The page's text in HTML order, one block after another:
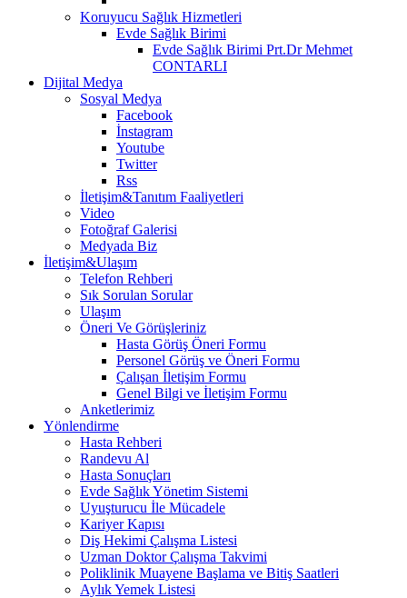
Koruyucu Sağlık Hizmetleri
Evde Sağlık Birimi
Evde Sağlık Birimi Prt.Dr Mehmet
CONTARLI
Dijital Medya
Sosyal Medya
Facebook
İnstagram
Youtube
Twitter
Rss
İletişim&Tanıtım Faaliyetleri
Video
Fotoğraf Galerisi
Medyada Biz
İletişim&Ulaşım
Telefon Rehberi
Sık Sorulan Sorular
Ulaşım
Öneri Ve Görüşleriniz
Hasta Görüş Öneri Formu
Personel Görüş ve Öneri Formu
Çalışan İletişim Formu
Genel Bilgi ve İletişim Formu
Anketlerimiz
Yönlendirme
Hasta Rehberi
Randevu Al
Hasta Sonuçları
Evde Sağlık Yönetim Sistemi
Uyuşturucu İle Mücadele
Kariyer Kapısı
Diş Hekimi Çalışma Listesi
Uzman Doktor Çalışma Takvimi
Poliklinik Muayene Başlama ve Bitiş Saatleri
Aylık Yemek Listesi